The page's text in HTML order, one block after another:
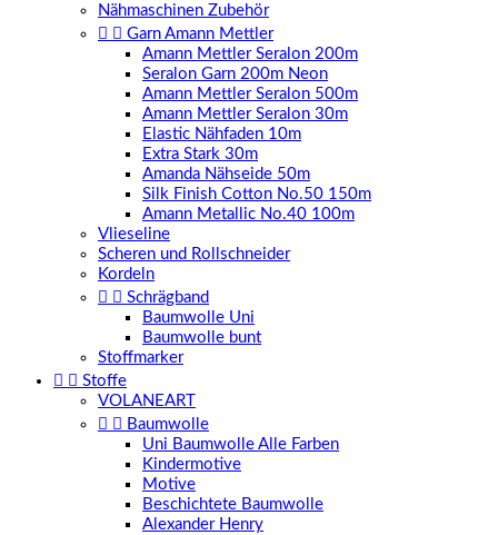
Nähmaschinen Zubehör
  Garn Amann Mettler
Amann Mettler Seralon 200m
Seralon Garn 200m Neon
Amann Mettler Seralon 500m
Amann Mettler Seralon 30m
Elastic Nähfaden 10m
Extra Stark 30m
Amanda Nähseide 50m
Silk Finish Cotton No.50 150m
Amann Metallic No.40 100m
Vlieseline
Scheren und Rollschneider
Kordeln
  Schrägband
Baumwolle Uni
Baumwolle bunt
Stoffmarker
  Stoffe
VOLANEART
  Baumwolle
Uni Baumwolle Alle Farben
Kindermotive
Motive
Beschichtete Baumwolle
Alexander Henry